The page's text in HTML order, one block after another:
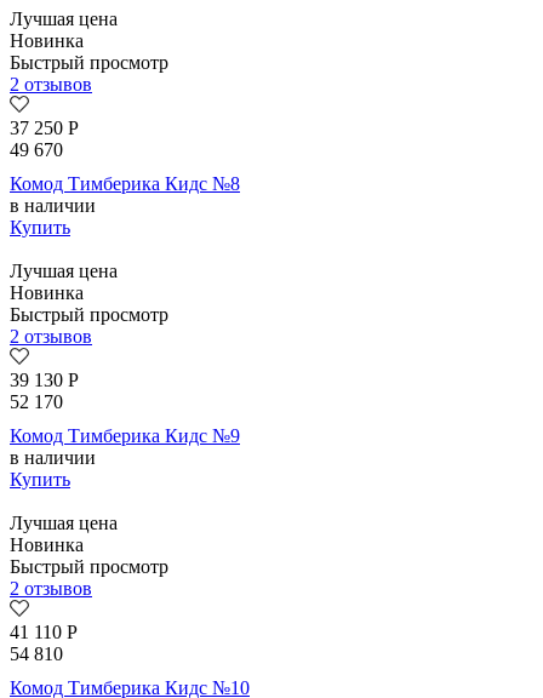
Лучшая цена
Новинка
Быстрый просмотр
2 отзывов
37 250 Р
49 670
Комод Тимберика Кидс №8
в наличии
Купить
Лучшая цена
Новинка
Быстрый просмотр
2 отзывов
39 130 Р
52 170
Комод Тимберика Кидс №9
в наличии
Купить
Лучшая цена
Новинка
Быстрый просмотр
2 отзывов
41 110 Р
54 810
Комод Тимберика Кидс №10